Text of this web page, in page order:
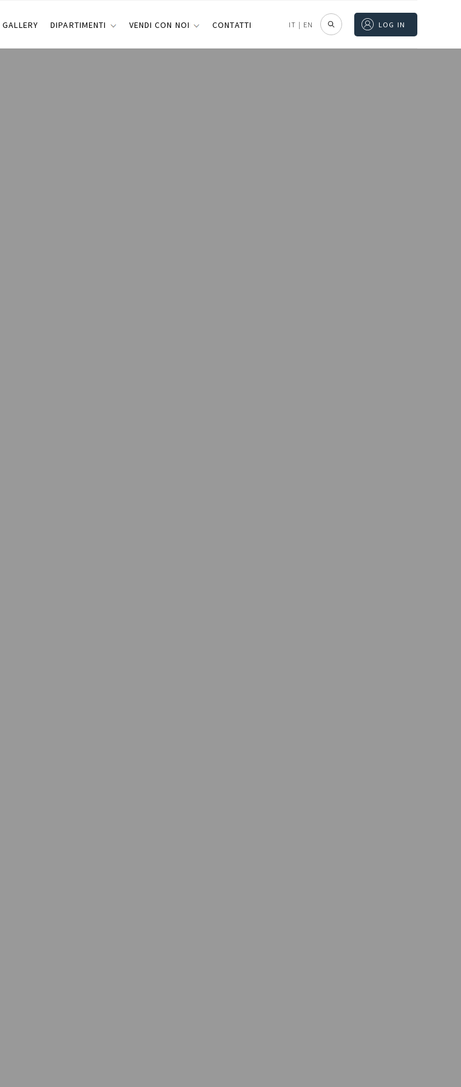
GALLERY DIPARTIMENTI VENDI CON NOI CONTATTI IT | EN LOG IN